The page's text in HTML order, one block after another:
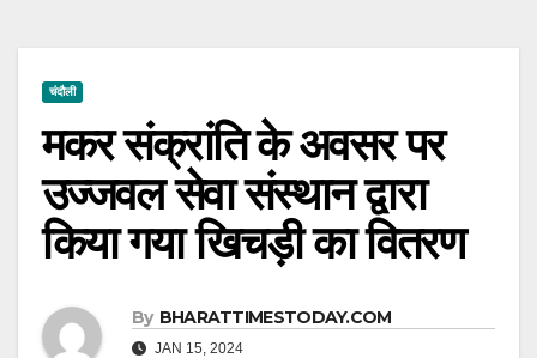
चंदौली
मकर संक्रांति के अवसर पर
उज्जवल सेवा संस्थान द्वारा
किया गया खिचड़ी का वितरण
By BHARATTIMESTODAY.COM
JAN 15, 2024